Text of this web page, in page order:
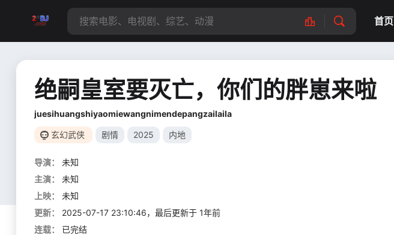
首页
绝嗣皇室要灭亡，你们的胖崽来啦
juesihuangshiyaomiewangnimendepangzailaila
玄幻武侠 剧情 2025 内地
导演：
未知
主演：
未知
上映：
未知
更新：
2025-07-17 23:10:46，最后更新于 1年前
连载：
已完结